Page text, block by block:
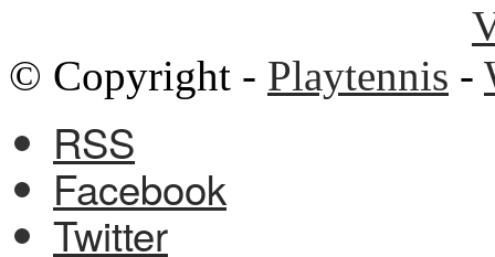
© Copyright - Playtennis -
RSS
Facebook
Twitter